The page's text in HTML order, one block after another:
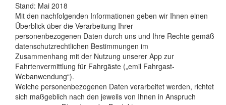
Stand: Mai 2018
Mit den nachfolgenden Informationen geben wir Ihnen einen
Überblick über die Verarbeitung Ihrer
personenbezogenen Daten durch uns und Ihre Rechte gemäß
datenschutzrechtlichen Bestimmungen im
Zusammenhang mit der Nutzung unserer App zur
Fahrtenvermittlung für Fahrgäste („emil Fahrgast-
Webanwendung“).
Welche personenbezogenen Daten verarbeitet werden, richtet
sich maßgeblich nach den jeweils von Ihnen in Anspruch